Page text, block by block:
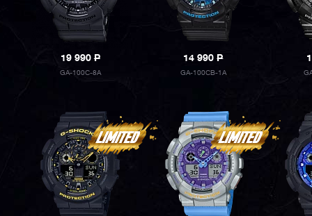
19 990P
GA-100C-8A
14 990P
GA-100CB-1A